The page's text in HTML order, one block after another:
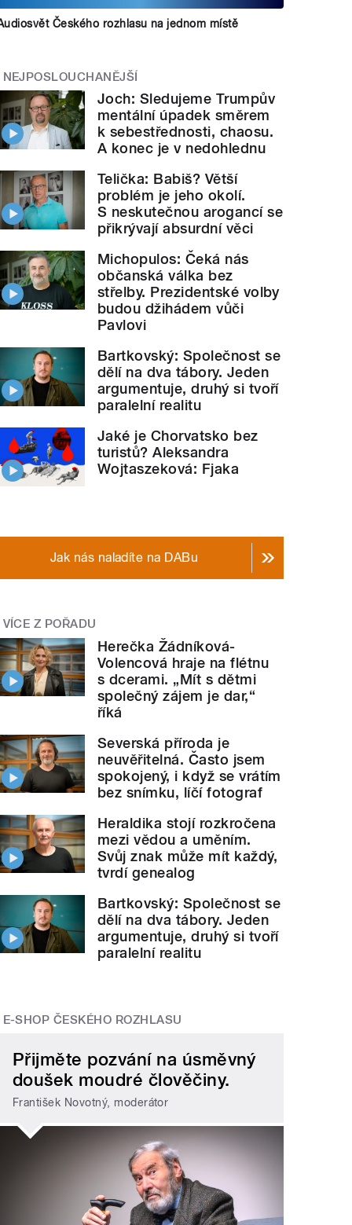
Českého rozhlasu na jednom místě
NEJPOSLOUCHANĚJŠÍ
Joch: Sledujeme Trumpův
mentální úpadek směrem
k sebestřednosti, chaosu.
A konec je v nedohlednu
Telička: Babiš? Větší
problém je jeho okolí.
S neskutečnou arogancí se
přikrývají absurdní věci
Michopulos: Čeká nás
občanská válka bez
střelby. Prezidentské volby
budou džihádem vůči
Pavlovi
Bartkovský: Společnost se
dělí na dva tábory. Jeden
argumentuje, druhý si tvoří
paralelní realitu
Jaké je Chorvatsko bez
turistů? Aleksandra
Wojtaszeková: Fjaka
Jak nás naladíte na DABu
VÍCE Z POŘADU
Herečka Žádníková-
Volencová hraje na flétnu
s dcerami. „Mít s dětmi
společný zájem je dar,“
říká
Severská příroda je
neuvěřitelná. Často jsem
spokojený, i když se vrátím
bez snímku, líčí fotograf
Heraldika stojí rozkročena
mezi vědou a uměním.
Svůj znak může mít každý,
tvrdí genealog
Bartkovský: Společnost se
dělí na dva tábory. Jeden
argumentuje, druhý si tvoří
paralelní realitu
E-SHOP ČESKÉHO ROZHLASU
Přijměte pozvání na úsměvný
doušek moudré člověčiny.
František Novotný, moderátor